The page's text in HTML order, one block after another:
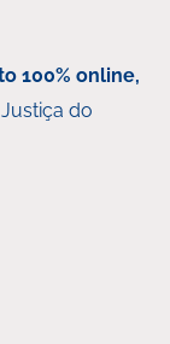
100% online,
do